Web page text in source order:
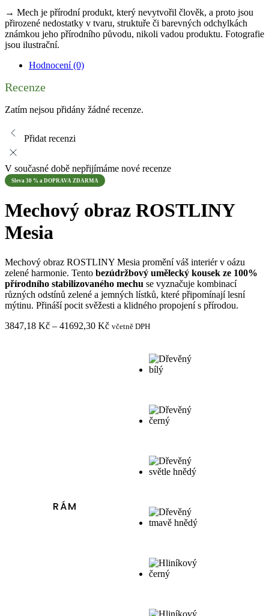
→ Mech je přírodní produkt, který nevytvořil člověk, a proto jsou
přirozené nedostatky v tvaru, struktuře či barevných odchylkách
známkou jeho přírodního původu, nikoli vadou produktu. Fotografie
jsou ilustrační.
Hodnocení (0)
Recenze
Zatím nejsou přidány žádné recenze.
Přidat recenzi
V současné době nepřijímáme nové recenze
Sleva 30 % a DOPRAVA ZDARMA
Mechový obraz ROSTLINY
Mesia
Mechový obraz ROSTLINY Mesia promění váš interiér v oázu
zelené harmonie. Tento bezúdržbový umělecký kousek ze 100%
přírodního stabilizovaného mechu se vyznačuje kombinací
různých odstínů zelené a jemných lístků, které připomínají lesní
mýtinu. Přináší pocit svěžesti a klidného propojení s přírodou.
3847,18 Kč – 41692,30 KčRozpětí
41692,30 Kč
včetně DPH
RÁM